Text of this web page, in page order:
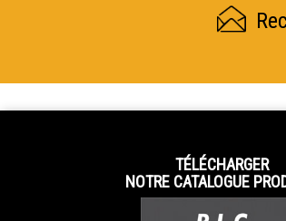
TÉLÉCHARGER
NOTRE CATALOGUE